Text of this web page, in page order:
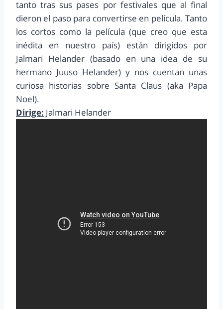
tanto tras sus pases por festivales que al final
dieron el paso para convertirse en película. Tanto
los cortos como la película (que creo que esta
inédita en nuestro país) están dirigidos por
Jalmari Helander (basado en una idea de su
hermano Juuso Helander) y nos cuentan unas
curiosa historias sobre Santa Claus (aka Papa
Noel).
Dirige: Jalmari Helander